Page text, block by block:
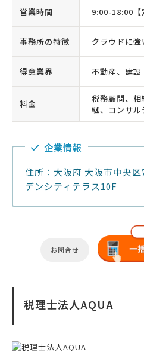
営業時間 9:00-18:00【
事務所の特徴 クラウドに強
得意業界 不動産、建
料金
税務顧問、
継、コンサル
企業情報
住所：大阪府 大阪市中央
デンシティテラス10F
お問合せ
税理士法人AQUA